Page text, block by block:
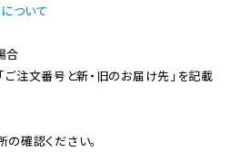
ついて
「ご注文番号と新・旧のお届け先」を記載
確認ください。